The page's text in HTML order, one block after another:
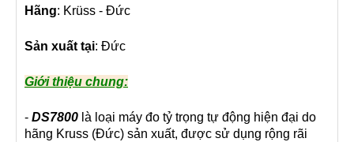
Hãng: Krüss - Đức
Sản xuất tại: Đức
Giới thiệu chung:
- DS7800 là loại máy đo tỷ trọng tự động hiện đại do
hãng Kruss (Đức) sản xuất, được sử dụng rộng rãi